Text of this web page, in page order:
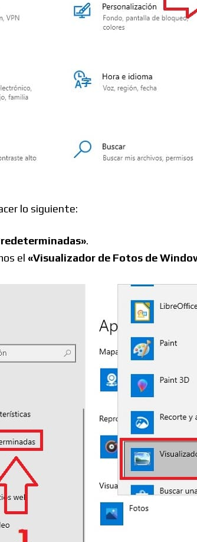
lo siguiente:
.
el «Visualizador de Fotos de